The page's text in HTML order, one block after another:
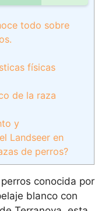
todo sobre
físicas
de la raza
y
Landseer en
de perros?
conocida por
blanco con